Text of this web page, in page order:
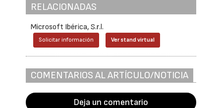
RELACIONADAS
Microsoft Ibérica, S.r.l.
Solicitar información Ver stand virtual
COMENTARIOS AL ARTÍCULO/NOTICIA
Deja un comentario